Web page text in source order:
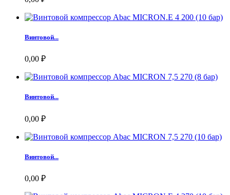
Винтовой...
0,00 ₽
Винтовой...
0,00 ₽
Винтовой...
0,00 ₽